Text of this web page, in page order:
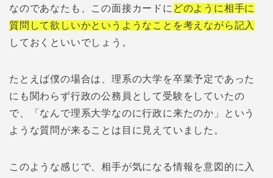
なのであなたも、この面接カードに どのように相手に
質問して欲しいかというようなことを考えながら記入
しておくといいでしょう。
たとえば僕の場合は、理系の大学を卒業予定であった
にも関わらず行政の公務員として受験をしていたの
で、「なんで理系大学なのに行政に来たのか」という
ような質問が来ることは目に見えていました。
このような感じで、相手が気になる情報を意図的に入